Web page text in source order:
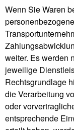
Wenn Sie Waren
weiter. Es werden
jeweilige
Rechtsgrundlage
die Verarbeitung
oder
entsprechende